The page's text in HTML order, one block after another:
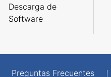
Descarga de
Software
Preguntas Frecuentes